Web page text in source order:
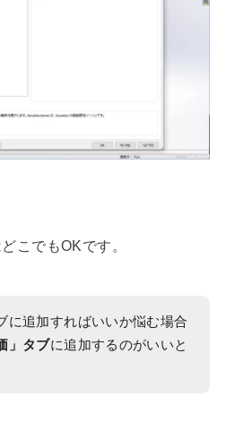
こでもOKです。
に追加すればいいか悩む場合
」タブに追加するのがいいと